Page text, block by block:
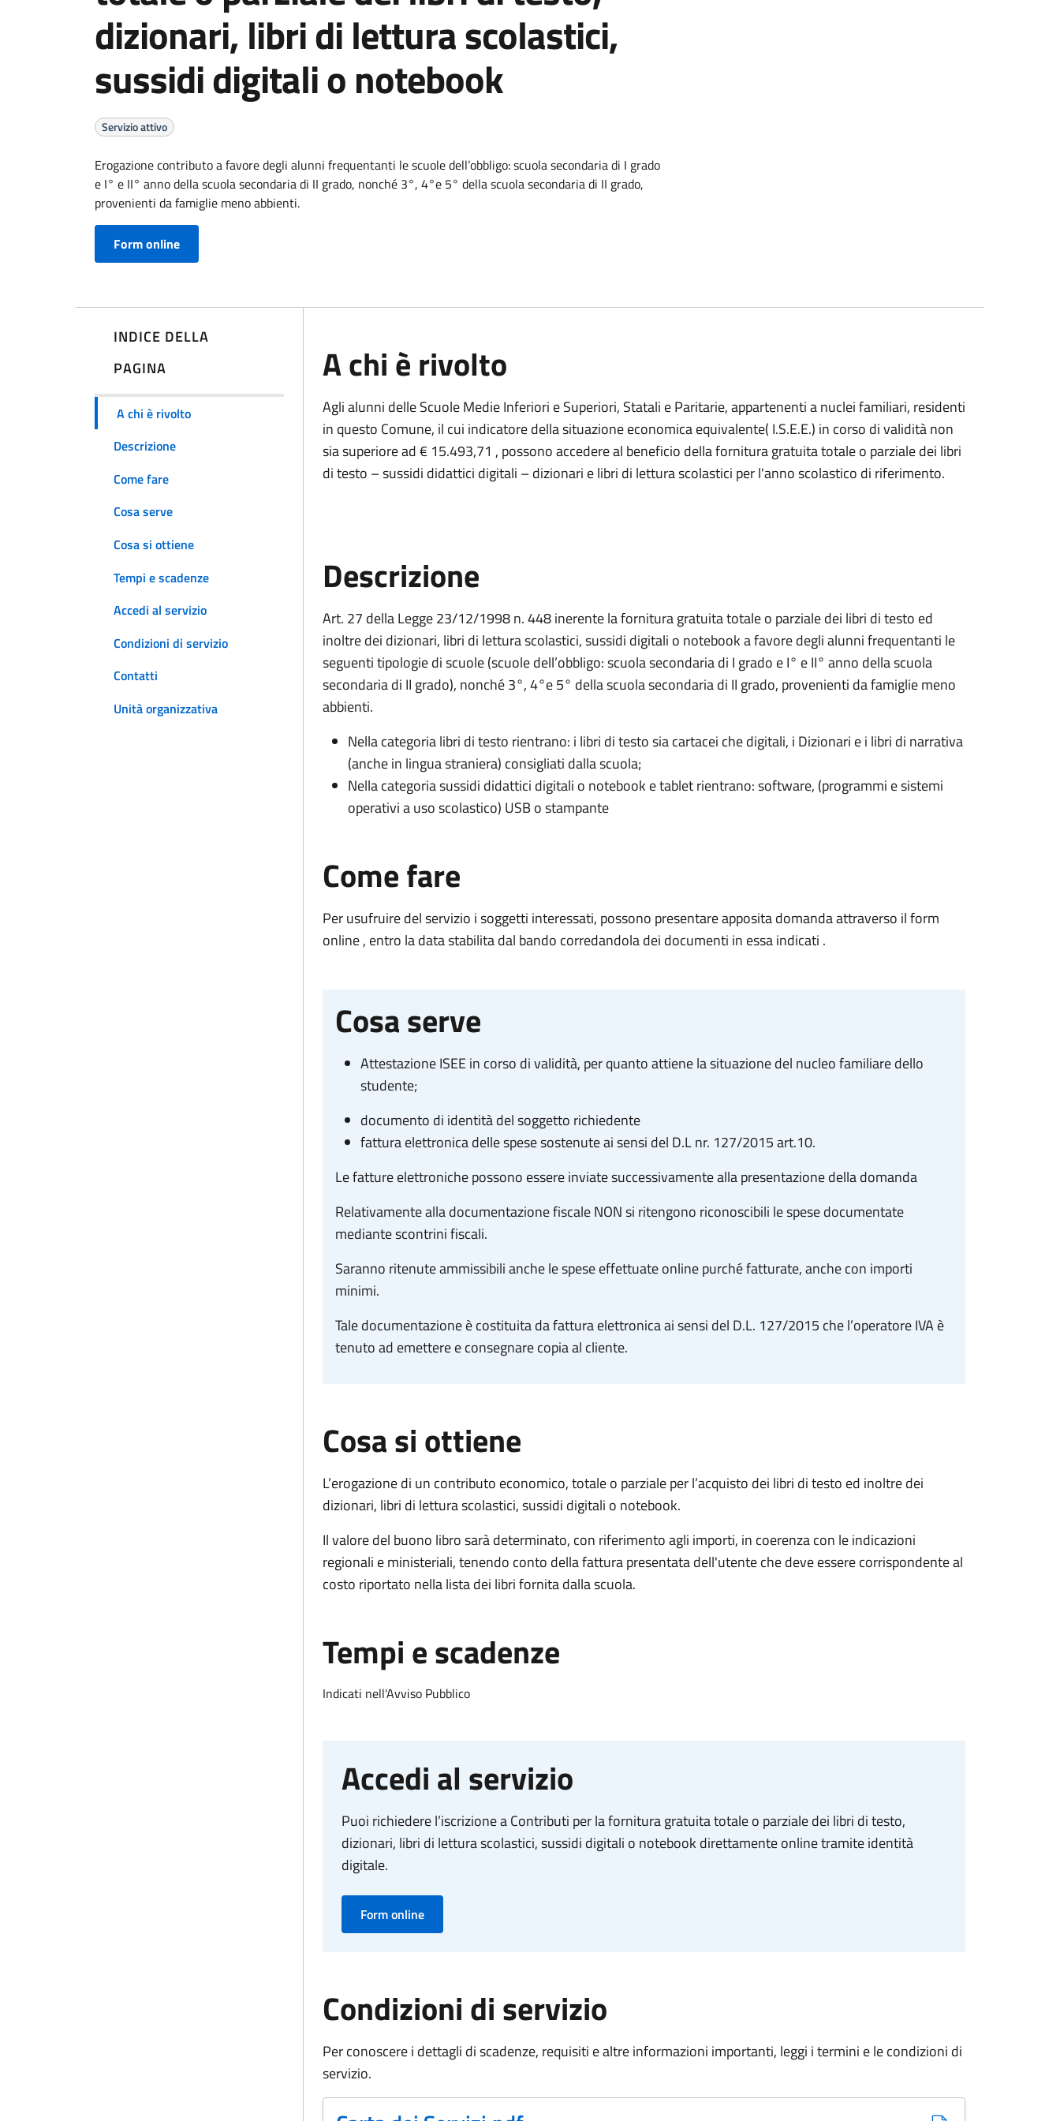
dizionari, libri di lettura scolastici,
sussidi digitali o notebook
Servizio attivo
Erogazione contributo a favore degli alunni frequentanti le scuole dell’obbligo: scuola secondaria di I grado
e I° e II° anno della scuola secondaria di II grado, nonché 3°, 4°e 5° della scuola secondaria di II grado,
provenienti da famiglie meno abbienti.
Form online
INDICE DELLA
PAGINA
A chi è rivolto
Descrizione
Come fare
Cosa serve
Cosa si ottiene
Tempi e scadenze
Accedi al servizio
Condizioni di servizio
Contatti
Unità organizzativa
A chi è rivolto
Agli alunni delleScuole Medie Inferiori e Superiori, Statali e Paritarie, appartenenti a nuclei familiari, residenti
in questo Comune, il cui indicatore della situazione economica equivalente( I.S.E.E.) in corso divaliditànon
sia superiore ad€ 15.493,71 , possono accedere al beneficio della fornitura gratuita totale o parziale dei libri
di testo – sussidi didattici digitali – dizionari e libri di lettura scolastici per l'anno scolastico di riferimento.
Descrizione
Art. 27 della Legge 23/12/1998 n. 448 inerente la fornitura gratuita totale o parziale dei libri di testo ed
inoltre dei dizionari, libri di lettura scolastici, sussidi digitali o notebook a favore degli alunni frequentanti le
seguenti tipologie di scuole (scuole dell’obbligo: scuola secondaria di I grado e I° e II° anno della scuola
secondaria di II grado), nonché 3°, 4°e 5° della scuola secondaria di II grado, provenienti da famiglie meno
abbienti.
Nella categoria libri di testo rientrano: i libri di testo sia cartacei che digitali, i Dizionari e i libri di narrativa
(anche in lingua straniera) consigliati dalla scuola;
Nella categoria sussidi didattici digitali o notebook e tablet rientrano: software, (programmi esistemi
operativi a uso scolastico) USB o stampante
Come fare
Per usufruire del servizio isoggetti interessati, possono presentare apposita domanda attraverso ilform
online, entro la data stabilita dal bando corredandola dei documenti in essa indicati .
Cosa serve
Attestazione ISEE in corso di validità, per quanto attiene la situazione del nucleo familiare dello
studente;
documento di identità del soggetto richiedente
fattura elettronica delle spese sostenute ai sensi del D.L nr. 127/2015 art.10.
Le fatture elettronichepossono essere inviate successivamente alla presentazione della domanda
Relativamente alla documentazione fiscale NON si ritengono riconoscibili le spese documentate
mediante scontrini fiscali.
Saranno ritenute ammissibili anche le spese effettuate online purché fatturate, anche con importi
minimi.
Tale documentazione è costituita da fattura elettronica ai sensi del D.L. 127/2015 che l’operatore IVA è
tenuto ad emettere e consegnare copia al cliente.
Cosa si ottiene
L’erogazione di un contributo economico, totale o parziale per l’acquisto dei libri di testo ed inoltre dei
dizionari, libri di lettura scolastici, sussidi digitali o notebook.
Il valore del buono libro sarà determinato, con riferimento agli importi, in coerenza con le indicazioni
regionali e ministeriali, tenendo conto della fattura presentata dell'utente che deve esserecorrispondente al
costo riportato nella lista dei libri fornita dalla scuola.
Tempi e scadenze
Indicati nell'Avviso Pubblico
Accedi al servizio
Puoi richiedere l’iscrizione a Contributi per la fornitura gratuita totale o parziale dei libri di testo,
dizionari, libri di lettura scolastici, sussidi digitali o notebook direttamente online tramite identità
digitale.
Form online
Condizioni di servizio
Per conoscere i dettagli di scadenze, requisiti e altre informazioni importanti, leggi i termini e le condizioni di
servizio.